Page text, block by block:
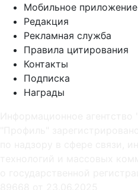
Мобильное приложение
Редакция
Рекламная служба
Правила цитирования
Контакты
Подписка
Награды